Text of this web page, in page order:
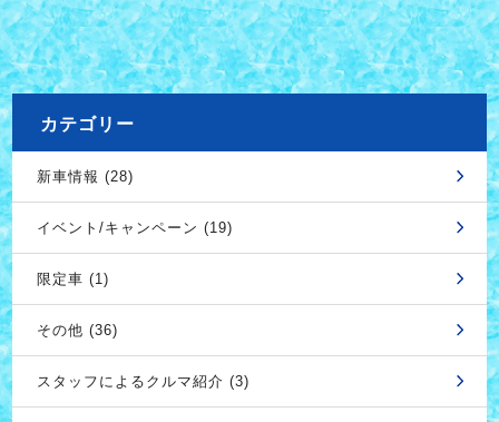
カテゴリー
新車情報 (28)
イベント/キャンペーン (19)
限定車 (1)
その他 (36)
スタッフによるクルマ紹介 (3)